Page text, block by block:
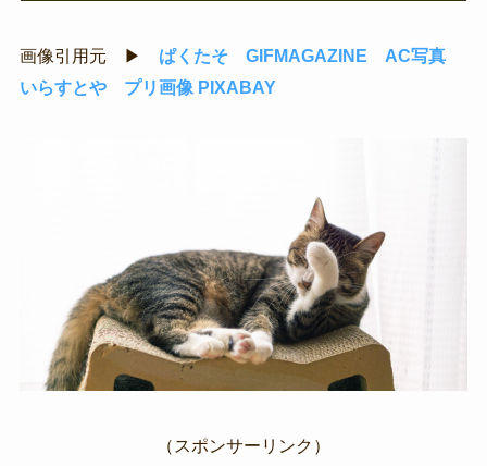
画像引用元 ▶ ぱくたそ GIFMAGAZINE
AC写真
いらすとや
プリ画像 PIXABAY
（スポンサーリンク）